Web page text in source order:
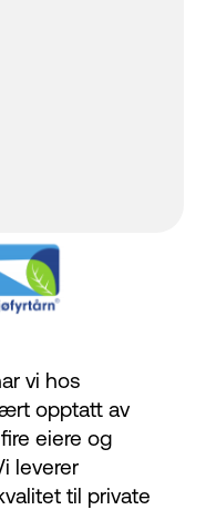
vi hos
opptatt av
eiere og
leverer
til private